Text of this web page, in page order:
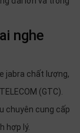
nghe
jabra chất lượng,
(GTC).
chuyên cung cấp
hợp lý.